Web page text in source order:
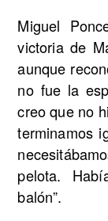
Miguel
victoria de
aunque
no fue la
creo que no
terminamos
pelota.
balón”.